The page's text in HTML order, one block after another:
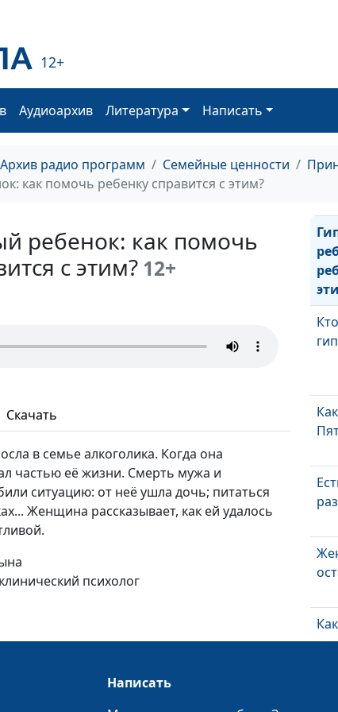
12+
Аудиоархив Литература Написать
Архив радио программ Семейные ценности
как помочь ребенку справится с этим?
ребенок: как помочь
с этим? 12+
Скачать
в семье алкоголика. Когда она
частью её жизни. Смерть мужа и
ситуацию: от неё ушла дочь; питаться
Женщина рассказывает, как ей удалось
психолог
Написать